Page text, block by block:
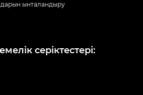
ынталандыру
серіктестері: